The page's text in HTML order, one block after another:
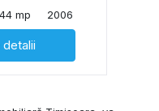
mp 2006